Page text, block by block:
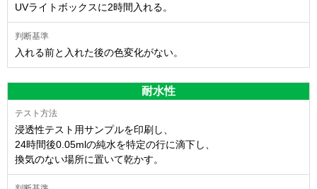
UVライトボックスに2時間入れる。
入れる前と入れた後の色変化がない。
耐水性
浸透性テスト用サンプルを印刷し、
24時間後0.05mlの純水を特定の行に滴下し、
換気のない場所に置いて乾かす。